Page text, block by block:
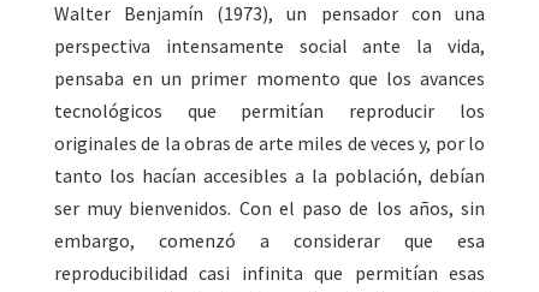
Walter Benjamín (1973), un pensador con una
perspectiva intensamente social ante la vida,
pensaba en un primer momento que los avances
tecnológicos que permitían reproducir los
originales de la obras de arte miles de veces y, por lo
tanto los hacían accesibles a la población, debían
ser muy bienvenidos. Con el paso de los años, sin
embargo, comenzó a considerar que esa
reproducibilidad casi infinita que permitían esas